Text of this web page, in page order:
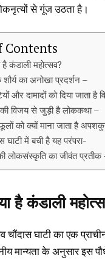
से गूंज उठता है।
Contents
कंडाली महोत्सव?
का अनोखा प्रदर्शन –
और दामादों को दिया जाता
की विजय से जुड़ी है लोककथा –
को क्यों माना जाता है
घाटी में बची है यह परंपरा-
लोकसंस्कृति का जीवंत प्रतीक
है कंडाली
चौंदास घाटी का एक
मान्यता के अनुसार इस